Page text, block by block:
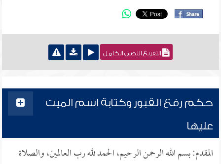
التفريغ النصي الكامل
حكم رفع القبور وكتابة اسم الميت
عليها
المقدم: بسم الله الرحمن الرحيم، الحمد لله رب العالمين، والصلاة